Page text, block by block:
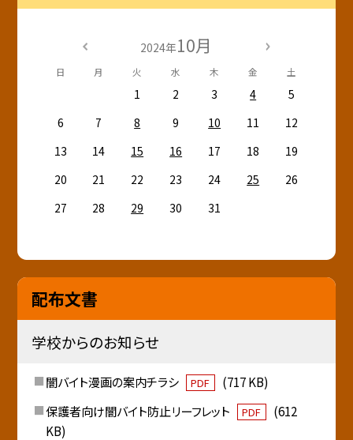
2024年10月
日 月 火 水 木 金 土
1 2 3 4
5
6
7 8 9 10 11
12
13
14 15 16 17 18
19
20
21 22 23 24 25
26
27
28 29 30 31
配布文書
学校からのお知らせ
闇バイト漫画の案内チラシ PDF
(717 KB)
保護者向け闇バイト防止リーフレット
PDF
(612
KB)